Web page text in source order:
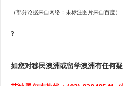
（部分论据来自网络；未标注图片来自百度）
?
如您对移民澳洲或留学澳洲有任何